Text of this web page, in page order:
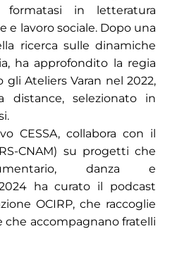
formatasi in letteratura
e lavoro sociale. Dopo una
ricerca sulle dinamiche
ha approfondito la regia
Ateliers Varan nel 2022,
distance, selezionato in
CESSA, collabora con il
CNAM) su progetti che
danza e
ha curato il podcast
OCIRP, che raccoglie
che accompagnano fratelli